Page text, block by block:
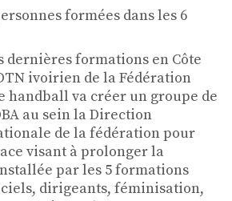
formées dans les 6
dernières formations en Côte
ivoirien de la Fédération
handball va créer un groupe de
au sein la Direction
de la fédération pour
visant à prolonger la
par les 5 formations
dirigeants, féminisation,